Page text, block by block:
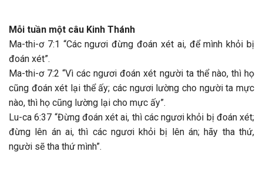
Mỗi tuần một câu Kinh Thánh
Ma-thi-ơ 7:1 “Các ngươi đừng đoán xét ai, để mình khỏi bị
đoán xét”.
Ma-thi-ơ 7:2 “Vì các ngươi đoán xét người ta thể nào, thì họ
cũng đoán xét lại thể ấy; các ngươi lường cho người ta mực
nào, thì họ cũng lường lại cho mực ấy”.
Lu-ca 6:37 “Đừng đoán xét ai, thì các ngươi khỏi bị đoán xét;
đừng lên án ai, thì các ngươi khỏi bị lên án; hãy tha thứ,
người sẽ tha thứ mình”.